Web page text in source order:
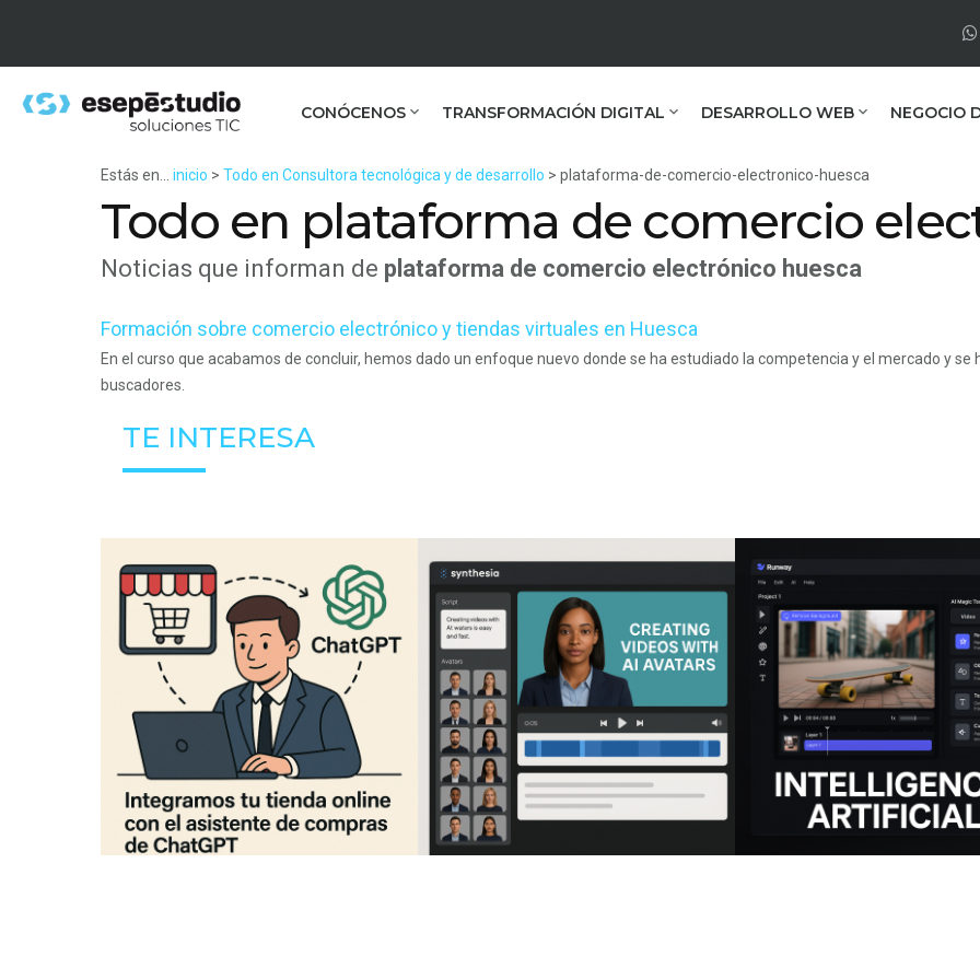
CONÓCENOS TRANSFORMACIÓN DIGITAL DESARROLLO WEB NEGOCIO
Estás en... inicio > Todo en Consultora tecnológica y de desarrollo > plataforma-de-comercio-electronico-huesca
Todo en plataforma de comercio
Noticias que informan de plataforma de comercio electrónico huesca
Formación sobre comercio electrónico y tiendas virtuales en Huesca
En el curso que acabamos de concluir, hemos dado un enfoque nuevo donde se ha estudiado la competencia y el mercado y
buscadores.
TE INTERESA